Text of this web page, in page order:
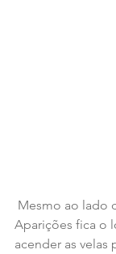
Aparições fica o
acender as velas